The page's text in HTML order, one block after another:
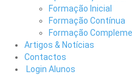
Formação Inicial
Formação Contínua
Formação
Artigos & Notícias
Contactos
Login Alunos